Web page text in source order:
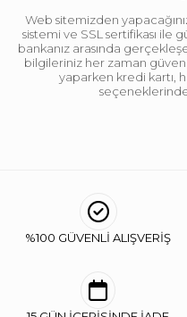
Web sitemizden
sistemi ve SSL sertifikası ile
bankanız arasında
bilgileriniz her zaman
yaparken kredi kartı,
%100 GÜVENLİ ALIŞVERİŞ